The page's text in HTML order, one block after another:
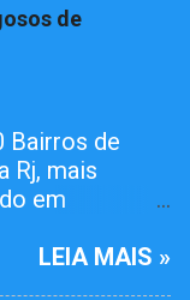
de
Bairros de
Rj, mais
em
não esta na
LEIA MAIS »